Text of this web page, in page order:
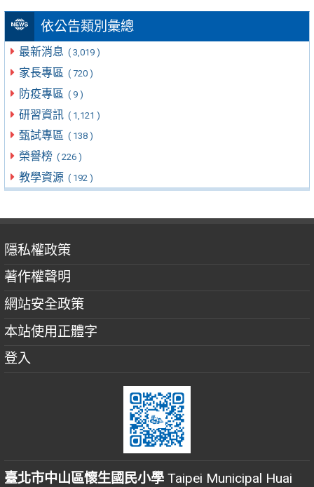
依公告類別彙總
最新消息 ( 3,019 )
家長專區 ( 720 )
防疫專區 ( 9 )
研習資訊 ( 1,121 )
甄試專區 ( 138 )
榮譽榜 ( 226 )
教學資源 ( 192 )
隱私權政策
著作權聲明
網站安全政策
本站使用正體字
登入
臺北市中山區懷生國民小學 Taipei Municipal Huai